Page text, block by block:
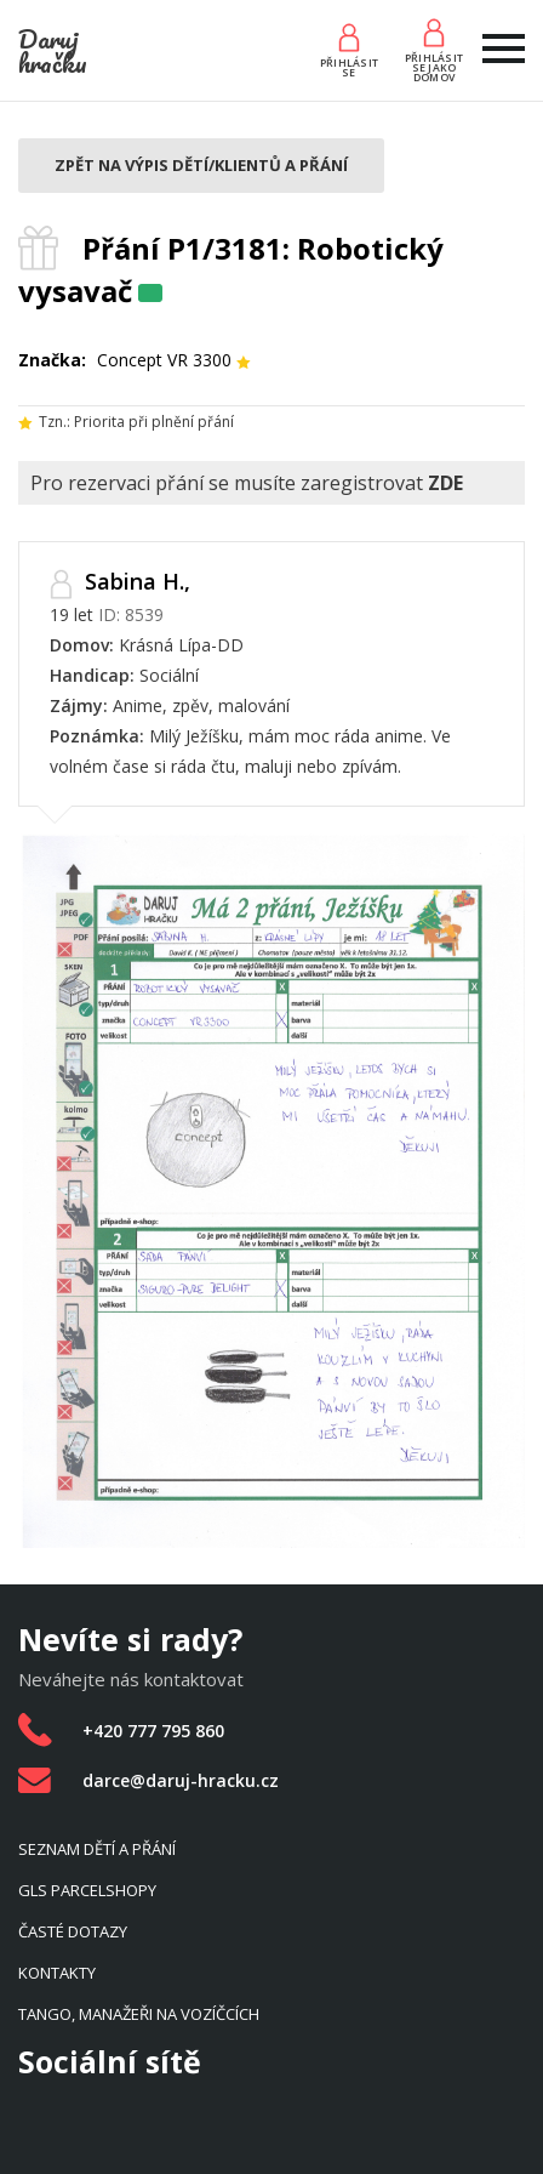
Daruj
hračku PŘIHLÁSIT
SE
PŘIHLÁSIT
SE JAKO
DOMOV
Přání P1/3181: Robotický
vysavač
ZPĚT NA VÝPIS DĚTÍ/KLIENTŮ A PŘÁNÍ
Značka: Concept VR 3300
Tzn.: Priorita při plnění přání
Pro rezervaci přání se musíte zaregistrovat ZDE
Sabina H.,
19 let ID: 8539
Domov: Krásná Lípa-DD
Handicap: Sociální
Zájmy: Anime, zpěv, malování
Poznámka: Milý Ježíšku, mám moc ráda anime. Ve
volném čase si ráda čtu, maluji nebo zpívám.
Nevíte si rady?
Neváhejte nás kontaktovat
+420 777 795 860
darce@daruj-hracku.cz
SEZNAM DĚTÍ A PŘÁNÍ
GLS PARCELSHOPY
ČASTÉ DOTAZY
KONTAKTY
TANGO, MANAŽEŘI NA VOZÍČCÍCH
Sociální sítě